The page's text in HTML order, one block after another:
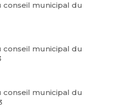
municipal du
municipal du
municipal du